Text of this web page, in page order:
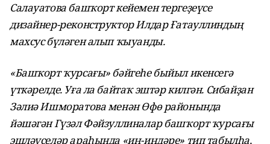
Салауатова башҡорт кейемен тергеҙеүсе
дизайнер-реконструктор Илдар Ғатауллиндың
махсус бүләген алып ҡыуанды.
«Башҡорт ҡурсағы» бәйгеһе быйыл икенсегә
үткәрелде. Уға ла байтаҡ эштәр килгән. Сибайҙан
Зәлиә Ишморатова менән Өфө районында
йәшәгән Гүзәл Фәйзуллиналар башҡорт ҡурсағы
эшләүселәр араһында «иң-иңдәре» тип табылһа,